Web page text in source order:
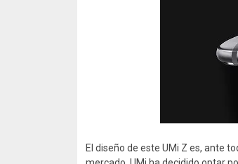
El diseño de este UMi Z es, ante